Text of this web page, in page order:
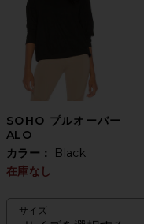
SOHO プルオーバー
ALO
カラー： Black
在庫なし
サイズ